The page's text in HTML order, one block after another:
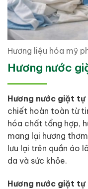
Hương liệu hóa mỹ
Hương nước
Hương nước giặt tự
chiết hoàn toàn từ
hóa chất tổng hợp,
mang lại hương
lưu lại trên quần áo
da và sức khỏe.
Hương nước giặt tự